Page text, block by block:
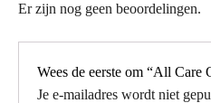
Er zijn nog geen beoordelingen.
Wees de eerste om “All
Je e-mailadres wordt niet